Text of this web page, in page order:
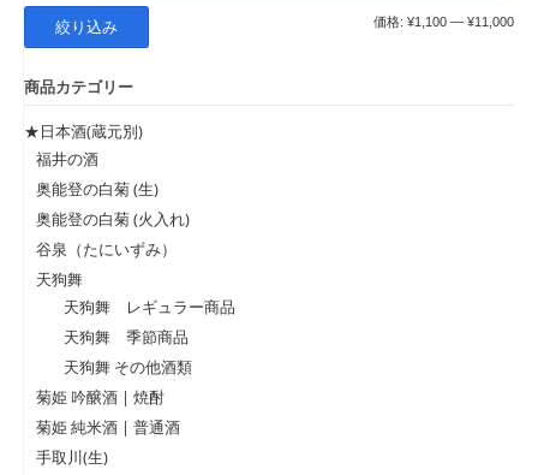
最
最
絞り込み 価格: ¥1,100 — ¥11,000
商品カテゴリー
★日本酒(蔵元別)
福井の酒
奥能登の白菊 (生)
奥能登の白菊 (火入れ)
谷泉（たにいずみ）
天狗舞
天狗舞 レギュラー商品
天狗舞 季節商品
天狗舞 その他酒類
菊姫 吟醸酒 | 焼酎
菊姫 純米酒 | 普通酒
手取川(生)